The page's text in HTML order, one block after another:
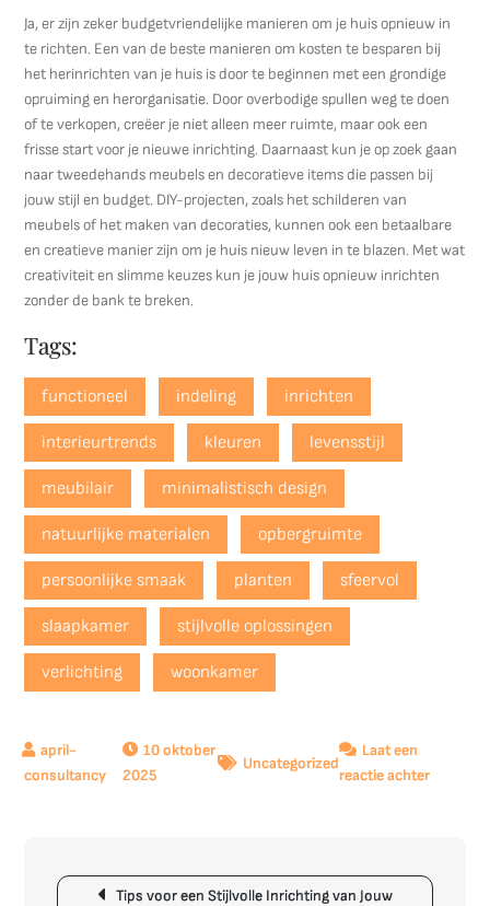
Ja, er zijn zeker budgetvriendelijke manieren om je huis opnieuw in
te richten. Een van de beste manieren om kosten te besparen bij
het herinrichten van je huis is door te beginnen met een grondige
opruiming en herorganisatie. Door overbodige spullen weg te doen
of te verkopen, creëer je niet alleen meer ruimte, maar ook een
frisse start voor je nieuwe inrichting. Daarnaast kun je op zoek gaan
naar tweedehands meubels en decoratieve items die passen bij
jouw stijl en budget. DIY-projecten, zoals het schilderen van
meubels of het maken van decoraties, kunnen ook een betaalbare
en creatieve manier zijn om je huis nieuw leven in te blazen. Met wat
creativiteit en slimme keuzes kun je jouw huis opnieuw inrichten
zonder de bank te breken.
Tags:
functioneel indeling inrichten
interieurtrends kleuren levensstijl
meubilair minimalistisch design
natuurlijke materialen opbergruimte
persoonlijke smaak planten sfeervol
slaapkamer stijlvolle oplossingen
verlichting woonkamer
10 oktober
2025
Uncategorized
Laat een
reactie achterop
Stijlvol
Berichtnavigatie
Tips voor een Stijlvolle Inrichting van Jouw